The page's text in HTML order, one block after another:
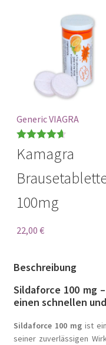
Generic VIAGRA
Bewertet
von 5
Kamagra
100mg
22,00 €
Beschreibung
Sildaforce 100 mg
einen schnellen
Sildaforce 100 mgist
seiner zuverlässigen